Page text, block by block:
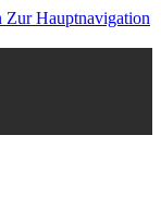
Zur Hauptnavigation